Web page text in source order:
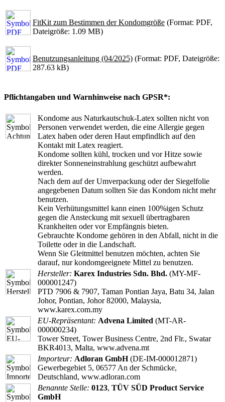
FitKit zum Bestimmen der Kondomgröße (Format: PDF,
Dateigröße: 1.09 MB)
Benutzungsanleitung (04/2025) (Format: PDF, Dateigröße:
287.63 kB)
Pflichtangaben und Warnhinweise nach GPSR*:
Kondome aus Naturkautschuk-Latex sollten nicht von
Personen verwendet werden, die eine Allergie gegen
Latex haben oder deren Haut empfindlich auf den
Kontakt mit Latex reagiert.
Kondome sollten kühl, trocken und vor Hitze sowie
direkter Sonneneinstrahlung geschützt aufbewahrt
werden.
Nach dem auf der Umverpackung oder der Siegelfolie
angegebenen Datum sollten Sie das Kondom nicht mehr
benutzen.
Kein Verhütungsmittel kann einen 100%igen Schutz
gegen die Ansteckung mit sexuell übertragbaren
Krankheiten oder vor Empfängnis bieten.
Gebrauchte Kondome gehören in den Abfall, nicht in die
Toilette oder in die Landschaft.
Wenn Sie Gleitmittel benutzen möchten, achten Sie
darauf, nur kondomgeeignete Mittel zu benutzen.
Hersteller: Karex Industries Sdn. Bhd. (MY-MF-
000001247)
PTD 7906 & 7907, Taman Pontian Jaya, Batu 34, Jalan
Johor, Pontian, Johor 82000, Malaysia,
www.karex.com.my
EU-Repräsentant: Advena Limited (MT-AR-
000000234)
Tower Street, Tower Business Centre, 2nd Flr., Swatar
BKR4013, Malta, www.advena.mt
Importeur: Adloran GmbH(DE-IM-000012871)
Gewerbegebiet 5, 06577 An der Schmücke,
Deutschland, www.adloran.com
Benannte Stelle: 0123, TÜV SÜD Product Service
GmbH